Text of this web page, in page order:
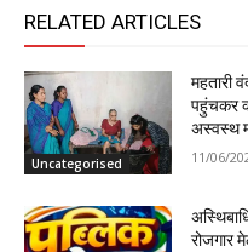
RELATED ARTICLES
Uncategorised
महतारी
पहुंचकर
अस्वस्थ
11/06/
रोजगार